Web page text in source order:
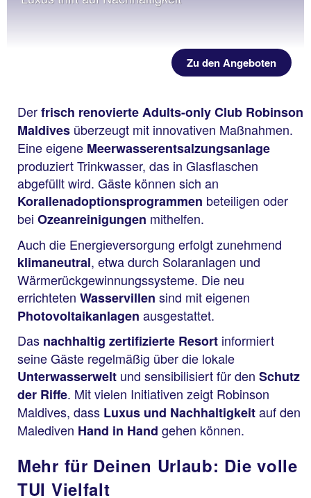
Zu den Angeboten
Derfrisch renovierte Adults-only Club Robinson
Maldives überzeugt mit innovativen Maßnahmen.
Eine eigene Meerwasserentsalzungsanlage
produziert Trinkwasser, das in Glasflaschen
abgefüllt wird. Gäste können sich an
Korallenadoptionsprogrammen beteiligen oder
bei Ozeanreinigungen mithelfen.
Auch die Energieversorgung erfolgt zunehmend
klimaneutral, etwa durch Solaranlagen und
Wärmerückgewinnungssysteme. Die neu
errichteten Wasservillen sind mit eigenen
Photovoltaikanlagen ausgestattet.
Das nachhaltig zertifizierte Resort informiert
seine Gäste regelmäßig über die lokale
Unterwasserwelt und sensibilisiert für den Schutz
der Riffe. Mit vielen Initiativen zeigt Robinson
Maldives, dass Luxus und Nachhaltigkeitauf den
Malediven Hand in Hand gehen können.
Mehr für Deinen Urlaub: Die volle
TUI Vielfalt